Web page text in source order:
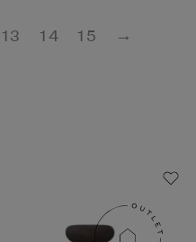
13 14 15 →